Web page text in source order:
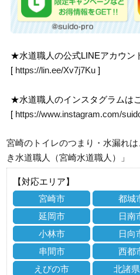
★水道職人の公式LINEアカウン
[ https://lin.ee/Xv7j7Ku ]
★水道職人のインスタグラムは
[ https://www.instagram.com/
宮崎のトイレのつまり・水漏れ
き水道職人（宮崎水道職人）」
【対応エリア】
宮崎市
都城
延岡市
日南
小林市
日向
串間市
西都
えびの市
北諸